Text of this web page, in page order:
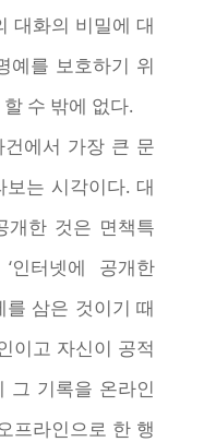
대화의 비밀에 대
예를 보호하기 위
수 밖에 없다.
에서 가장 큰 문
는 시각이다. 대
개한 것은 면책특
인터넷에 공개한
를 삼은 것이기 때
이고 자신이 공적
그 기록을 온라인
프라인으로 한 행